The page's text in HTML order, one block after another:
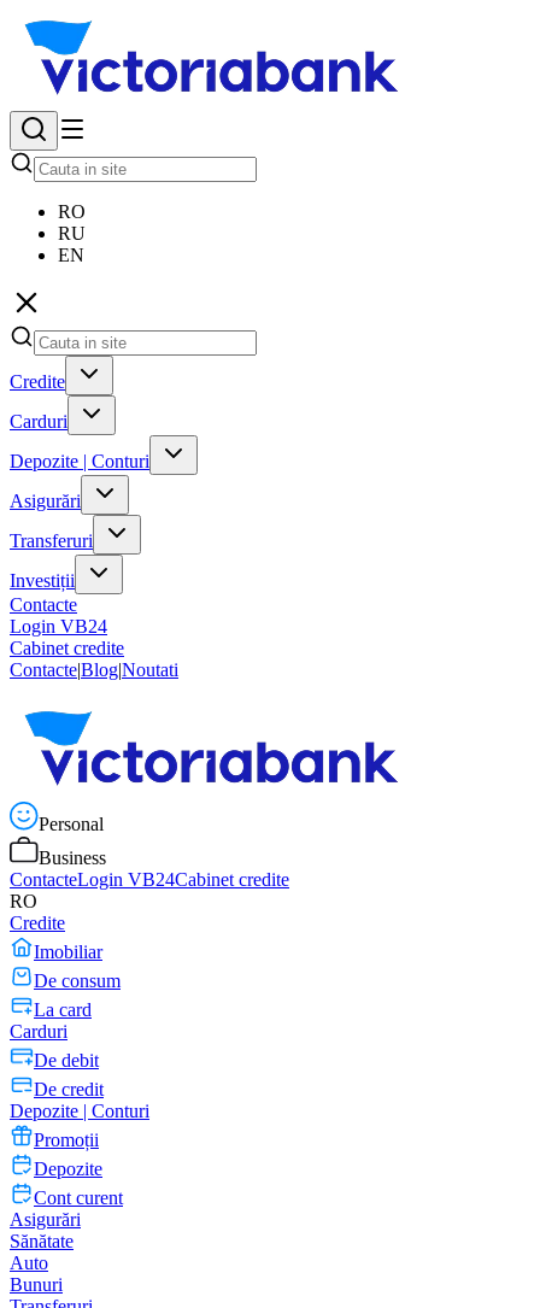
RO
RU
EN
Credite
Carduri
Depozite | Conturi
Asigurări
Transferuri
Investiții
Contacte
Login VB24
Cabinet credite
Contacte|Blog|Noutati
Personal
Business
ContacteLogin VB24Cabinet credite
RO
Credite
Imobiliar
De consum
La card
Carduri
De debit
De credit
Depozite | Conturi
Promoții
Depozite
Cont curent
Asigurări
Sănătate
Auto
Bunuri